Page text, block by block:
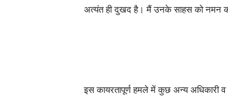
अत्यंत ही दुखद है। मैं उनके साहस को नमन
इस कायरतापूर्ण हमले में कुछ अन्य अधिकारी